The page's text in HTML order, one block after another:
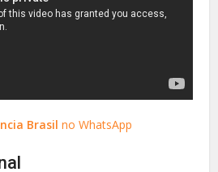
Brasilno WhatsApp